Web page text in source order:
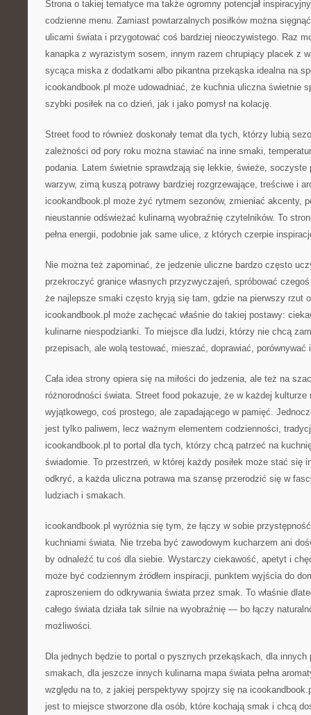
Strona o takiej tematyce ma także ogromny potencjał
codzienne menu. Zamiast powtarzalnych posiłków można
ulicami świata i przygotować coś bardziej nieoczywistego. Raz
kanapka z wyrazistym sosem, innym razem chrupiący placek z
sycąca miska z dodatkami albo pikantna przekąska idealna na
icookandbook.pl może udowadniać, że kuchnia uliczna świetnie
szybki posiłek na co dzień, jak i jako pomysł na kolację.
Street food to również doskonały temat dla tych, którzy lubią
zależności od pory roku można stawiać na inne smaki,
podania. Latem świetnie sprawdzają się lekkie, świeże, soczyste
warzyw, zimą kuszą potrawy bardziej rozgrzewające, treściwe i
icookandbook.pl może żyć rytmem sezonów, zmieniać akcenty,
nieustannie odświeżać kulinarną wyobraźnię czytelników. To
pełna energii, podobnie jak same ulice, z których czerpie
Nie można też zapominać, że jedzenie uliczne bardzo często
przekroczyć granice własnych przyzwyczajeń, spróbować
że najlepsze smaki często kryją się tam, gdzie na pierwszy rzut
icookandbook.pl może zachęcać właśnie do takiej postawy:
kulinarne niespodzianki. To miejsce dla ludzi, którzy nie chcą
przepisach, ale wolą testować, mieszać, doprawiać, porównywać
Cała idea strony opiera się na miłości do jedzenia, ale też na
różnorodności świata. Street food pokazuje, że w każdej
wyjątkowego, coś prostego, ale zapadającego w pamięć.
jest tylko paliwem, lecz ważnym elementem codzienności,
icookandbook.pl to portal dla tych, którzy chcą patrzeć na
świadomie. To przestrzeń, w której każdy posiłek może stać się
odkryć, a każda uliczna potrawa ma szansę przerodzić się w
ludziach i smakach.
icookandbook.pl wyróżnia się tym, że łączy w sobie
kuchniami świata. Nie trzeba być zawodowym kucharzem ani
by odnaleźć tu coś dla siebie. Wystarczy ciekawość, apetyt i
może być codziennym źródłem inspiracji, punktem wyjścia do
zaproszeniem do odkrywania świata przez smak. To właśnie
całego świata działa tak silnie na wyobraźnię — bo łączy
możliwości.
Dla jednych będzie to portal o pysznych przekąskach, dla innych
smakach, dla jeszcze innych kulinarna mapa świata pełna
względu na to, z jakiej perspektywy spojrzy się na
jest to miejsce stworzone dla osób, które kochają smak i chcą